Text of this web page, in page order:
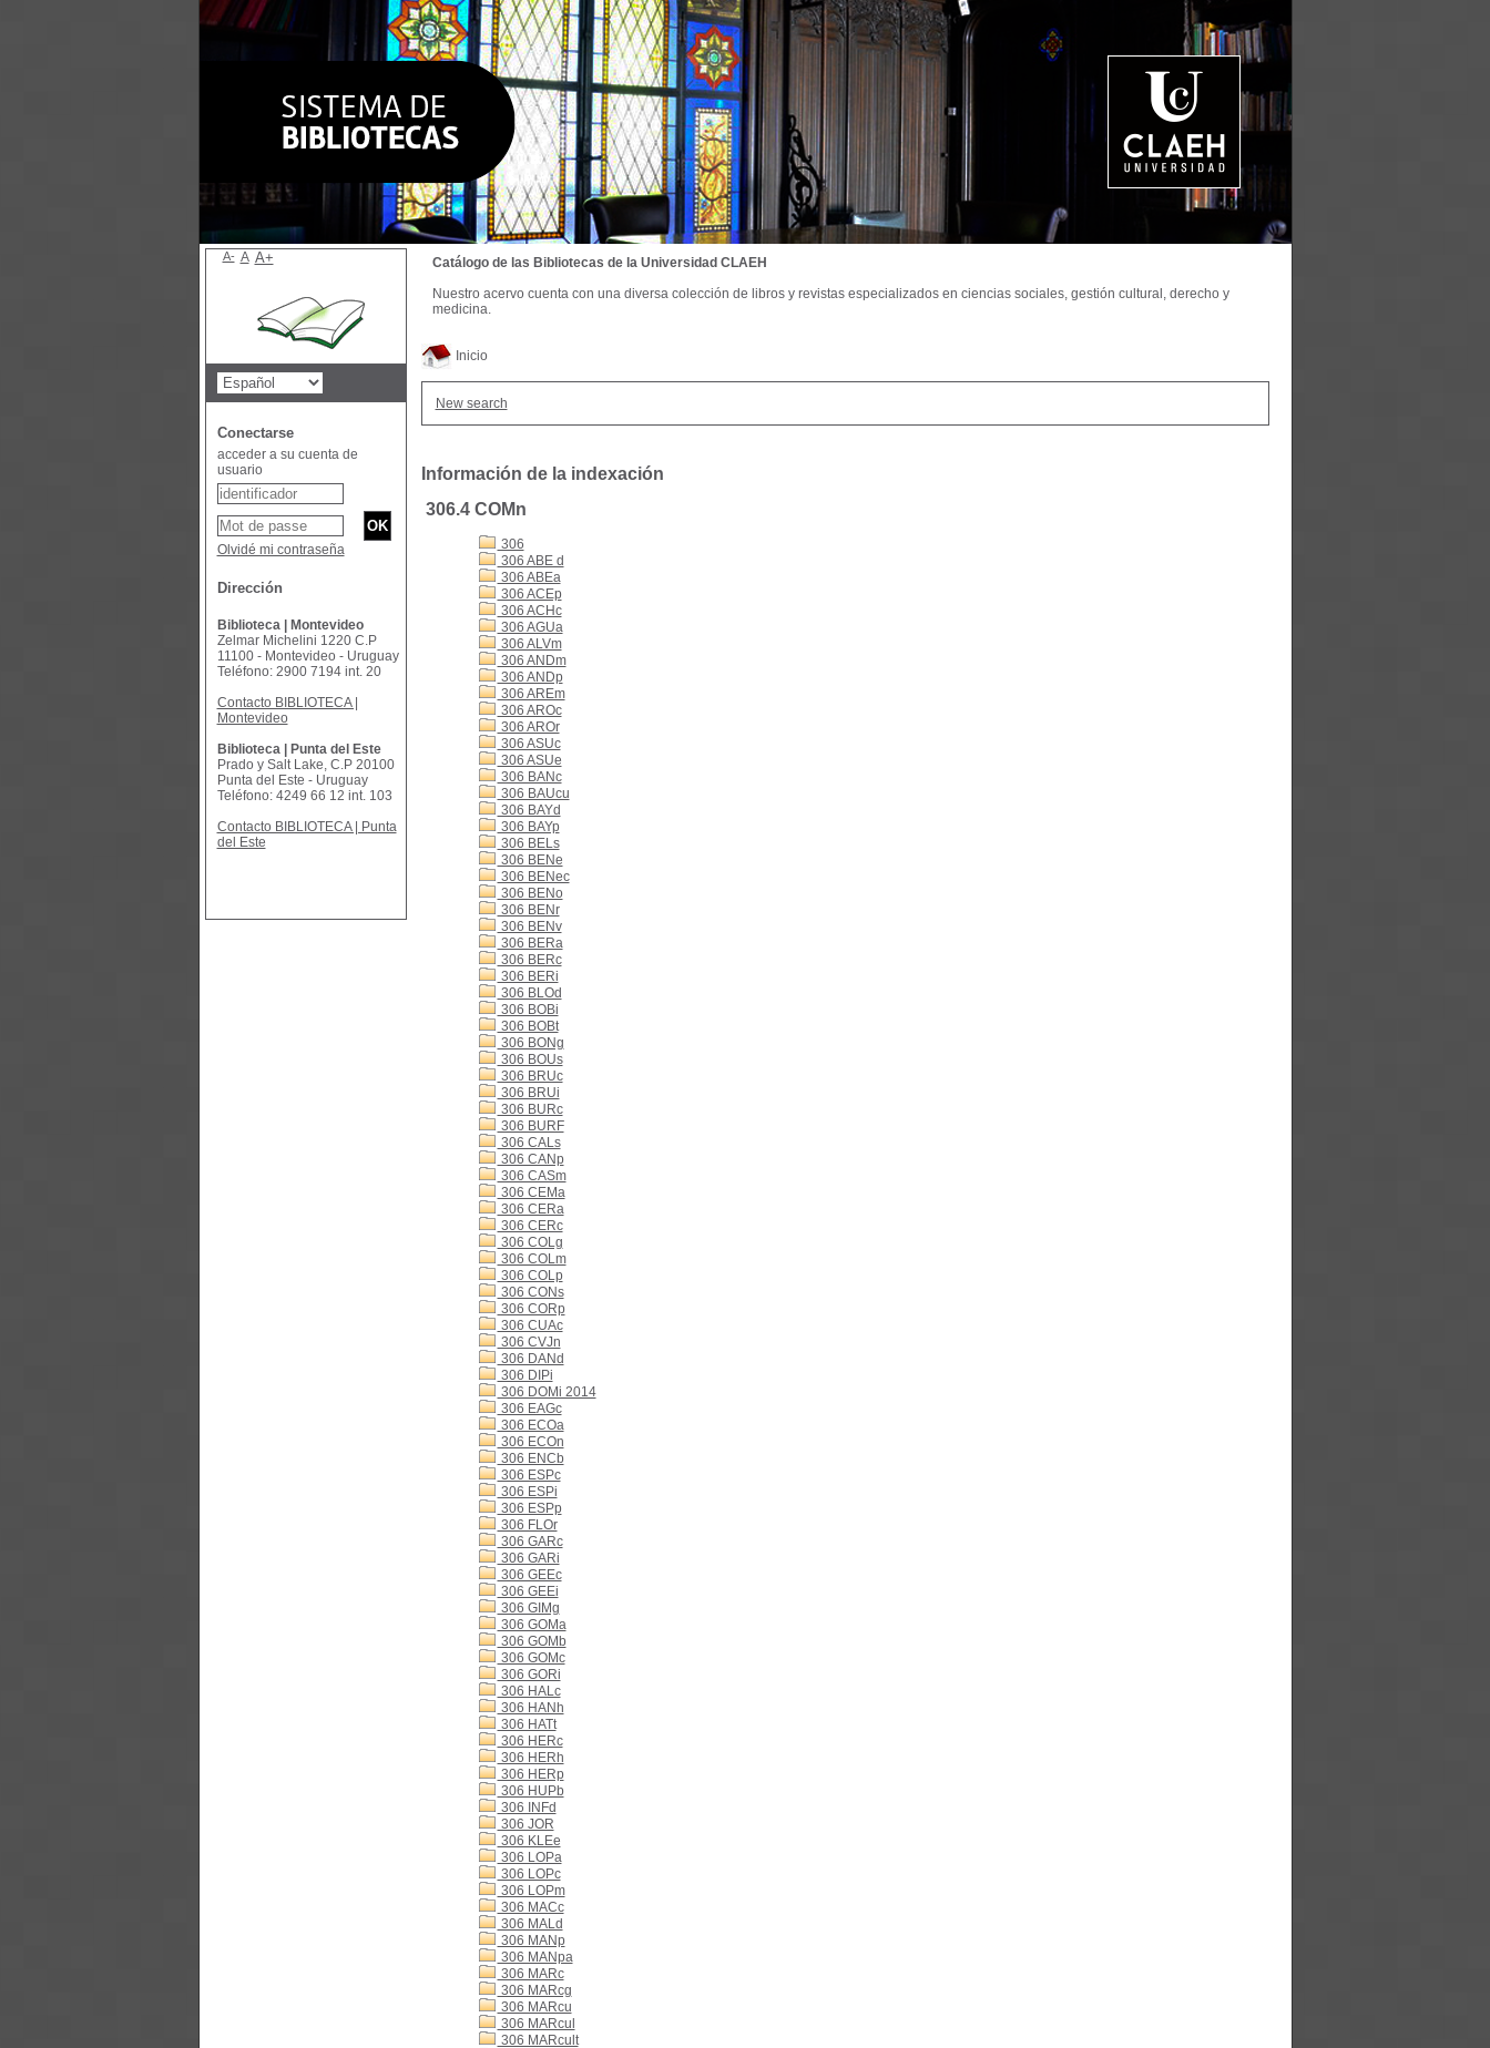
Inicio
New search
Información de la indexación
306.4 COMn
306
306 ABE d
306 ABEa
306 ACEp
306 ACHc
306 AGUa
306 ALVm
306 ANDm
306 ANDp
306 AREm
306 AROc
306 AROr
306 ASUc
306 ASUe
306 BANc
306 BAUcu
306 BAYd
306 BAYp
306 BELs
306 BENe
306 BENec
306 BENo
306 BENr
306 BENv
306 BERa
306 BERc
306 BERi
306 BLOd
306 BOBi
306 BOBt
306 BONg
306 BOUs
306 BRUc
306 BRUi
306 BURc
306 BURF
306 CALs
306 CANp
306 CASm
306 CEMa
306 CERa
306 CERc
306 COLg
306 COLm
306 COLp
306 CONs
306 CORp
306 CUAc
306 CVJn
306 DANd
306 DIPi
306 DOMi 2014
306 EAGc
306 ECOa
306 ECOn
306 ENCb
306 ESPc
306 ESPi
306 ESPp
306 FLOr
306 GARc
306 GARi
306 GEEc
306 GEEi
306 GIMg
306 GOMa
306 GOMb
306 GOMc
306 GORi
306 HALc
306 HANh
306 HATt
306 HERc
306 HERh
306 HERp
306 HUPb
306 INFd
306 JOR
306 KLEe
306 LOPa
306 LOPc
306 LOPm
306 MACc
306 MALd
306 MANp
306 MANpa
306 MARc
306 MARcg
306 MARcu
306 MARcul
306 MARcult
Catálogo de las Bibliotecas de la Universidad CLAEH
Nuestro acervo cuenta con una diversa colección de libros y revistas especializados en ciencias sociales, gestión cultural, derecho y
medicina.
A- A A+
Conectarse
acceder a su cuenta de
usuario
Olvidé mi contraseña
Dirección
Biblioteca | Montevideo
Zelmar Michelini 1220 C.P
11100 - Montevideo - Uruguay
Teléfono: 2900 7194 int. 20
Contacto BIBLIOTECA |
Montevideo
Biblioteca | Punta del Este
Prado y Salt Lake, C.P 20100
Punta del Este - Uruguay
Teléfono: 4249 66 12 int. 103
Contacto BIBLIOTECA | Punta
del Este